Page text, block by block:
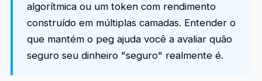
algorítmica ou um token com rendimento
construído em múltiplas camadas. Entender o
que mantém o peg ajuda você a avaliar quão
seguro seu dinheiro "seguro" realmente é.